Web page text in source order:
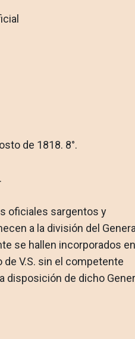
de 1818. 8°.
oficiales sargentos y
a la división del
se ha­llen incorporados en
de V.S. sin el com­petente
disposición de dicho